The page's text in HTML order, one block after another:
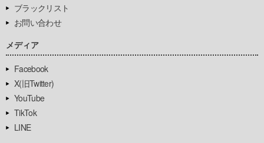
ブラックリスト
お問い合わせ
メディア
Facebook
X(旧Twitter)
YouTube
TikTok
LINE